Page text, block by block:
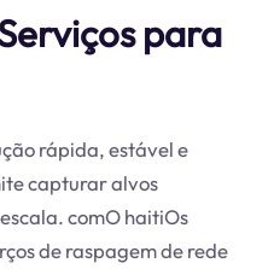
para
rápida, estável e
capturar alvos
comO haitiOs
de raspagem de rede